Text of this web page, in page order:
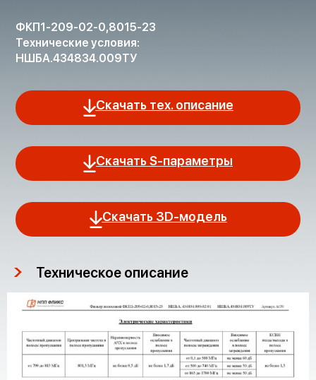
ФКП1-209-02-0,8015-23
Технические условия:
НШБА.434834.009ТУ
Скачать тех. описание
Скачать S-параметры
Скачать 3D-модель
Техническое описание